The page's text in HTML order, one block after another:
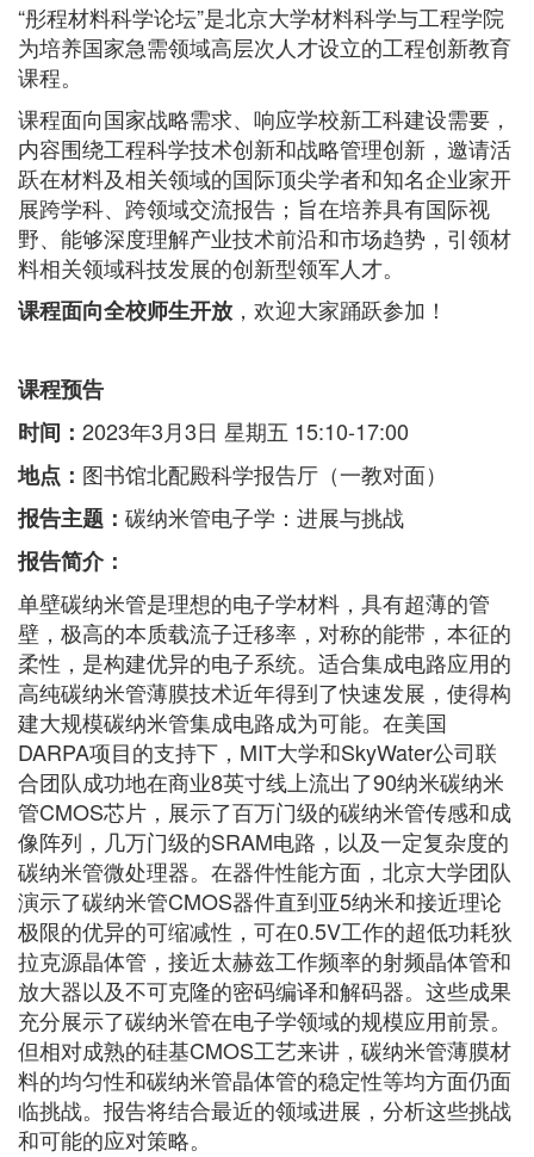
“彤程材料科学论坛”是北京大学材料科学与工程学院
为培养国家急需领域高层次人才设立的工程创新教育
课程。
课程面向国家战略需求、响应学校新工科建设需要，
内容围绕工程科学技术创新和战略管理创新，邀请活
跃在材料及相关领域的国际顶尖学者和知名企业家开
展跨学科、跨领域交流报告；旨在培养具有国际视
野、能够深度理解产业技术前沿和市场趋势，引领材
料相关领域科技发展的创新型领军人才。
课程面向全校师生开放 ，欢迎大家踊跃参加！
课程预告
时间： 2023年3月3日 星期五 15:10-17:00
地点： 图书馆北配殿科学报告厅（一教对面）
报告主题： 碳纳米管电子学：进展与挑战
报告简介：
单壁碳纳米管是理想的电子学材料，具有超薄的管
壁，极高的本质载流子迁移率，对称的能带，本征的
柔性，是构建优异的电子系统。适合集成电路应用的
高纯碳纳米管薄膜技术近年得到了快速发展，使得构
建大规模碳纳米管集成电路成为可能。在美国
DARPA项目的支持下，MIT大学和SkyWater公司联
合团队成功地在商业8英寸线上流出了90纳米碳纳米
管CMOS芯片，展示了百万门级的碳纳米管传感和成
像阵列，几万门级的SRAM电路，以及一定复杂度的
碳纳米管微处理器。在器件性能方面，北京大学团队
演示了碳纳米管CMOS器件直到亚5纳米和接近理论
极限的优异的可缩减性，可在0.5V工作的超低功耗狄
拉克源晶体管，接近太赫兹工作频率的射频晶体管和
放大器以及不可克隆的密码编译和解码器。这些成果
充分展示了碳纳米管在电子学领域的规模应用前景。
但相对成熟的硅基CMOS工艺来讲，碳纳米管薄膜材
料的均匀性和碳纳米管晶体管的稳定性等均方面仍面
临挑战。报告将结合最近的领域进展，分析这些挑战
和可能的应对策略。